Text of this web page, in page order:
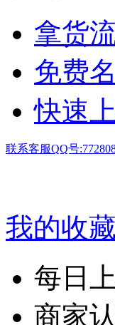
拿货
免费
快速
联系客服QQ号
我的收藏
每日
商家